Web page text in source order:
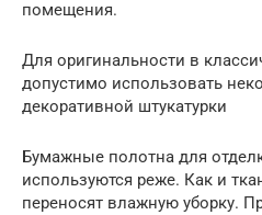
помещения.
Для оригинальности в
допустимо использовать
декоративной штукатурки
Бумажные полотна для
используются реже. Как и
переносят влажную уборку.